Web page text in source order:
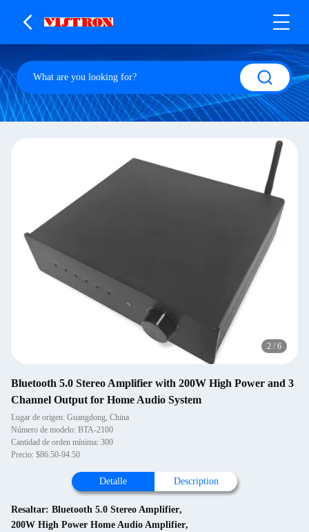
2 / 6
Bluetooth 5.0 Stereo Amplifier with 200W High Power and 3
Channel Output for Home Audio System
Lugar de origen: Guangdong, China
Número de modelo: BTA-2100
Cantidad de orden mínima: 300
Precio: $86.50-94.50
Detalle Description
Resaltar: Bluetooth 5.0 Stereo Amplifier,
200W High Power Home Audio Amplifier,